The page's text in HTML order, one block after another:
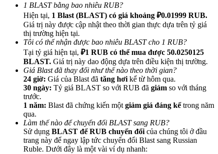
Mời một người bạn để nhận phần thưởng tiền mặt
Deposit CASHCAT & Win
Deposit CASHCAT & Win
1 BLAST bằng bao nhiêu RUB?
Hiện tại, 1 Blast (BLAST) có giá khoảng ₽0.01999 RUB.
Giá trị này được cập nhật theo thời gian thực dựa trên tỷ giá
thị trường hiện tại.
Tôi có thể nhận được bao nhiêu BLAST cho 1 RUB?
Tại tỷ giá hiện tại, ₽1 RUB có thể mua được 50.0250125
BLAST. Giá trị này dao động dựa trên điều kiện thị trường.
Giá Blast đã thay đổi như thế nào theo thời gian?
24 giờ: Giá của Blast đã tăng hơi kể từ hôm qua.
30 ngày: Tỷ giá BLAST so với RUB đã giảm so với tháng
trước.
1 năm: Blast đã chứng kiến một giảm giá đáng kểtrong năm
qua.
Làm thế nào để chuyển đổi BLAST sang RUB?
Sử dụng BLAST để RUB chuyển đổi của chúng tôi ở đầu
trang này để ngay lập tức chuyển đổi Blast sang Russian
Ruble. Dưới đây là một vài ví dụ nhanh: